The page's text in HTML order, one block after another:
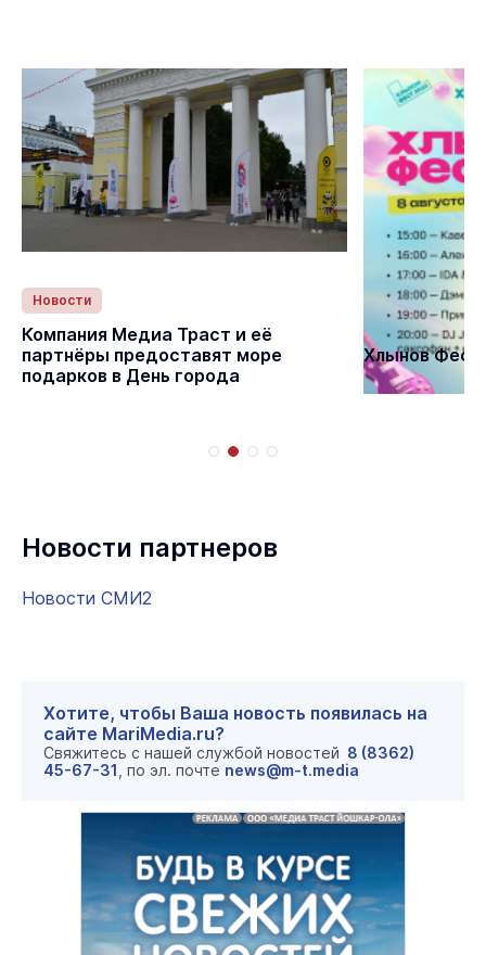
Новости
Компания Медиа Траст и её
партнёры предоставят море
подарков в День города
Статьи
Хлынов Фест
Новости партнеров
Новости СМИ2
Хотите, чтобы Ваша новость появилась на
сайте MariMedia.ru?
Свяжитесь с нашей службой новостей 8 (8362)
45-67-31 , по эл. почте news@m-t.media